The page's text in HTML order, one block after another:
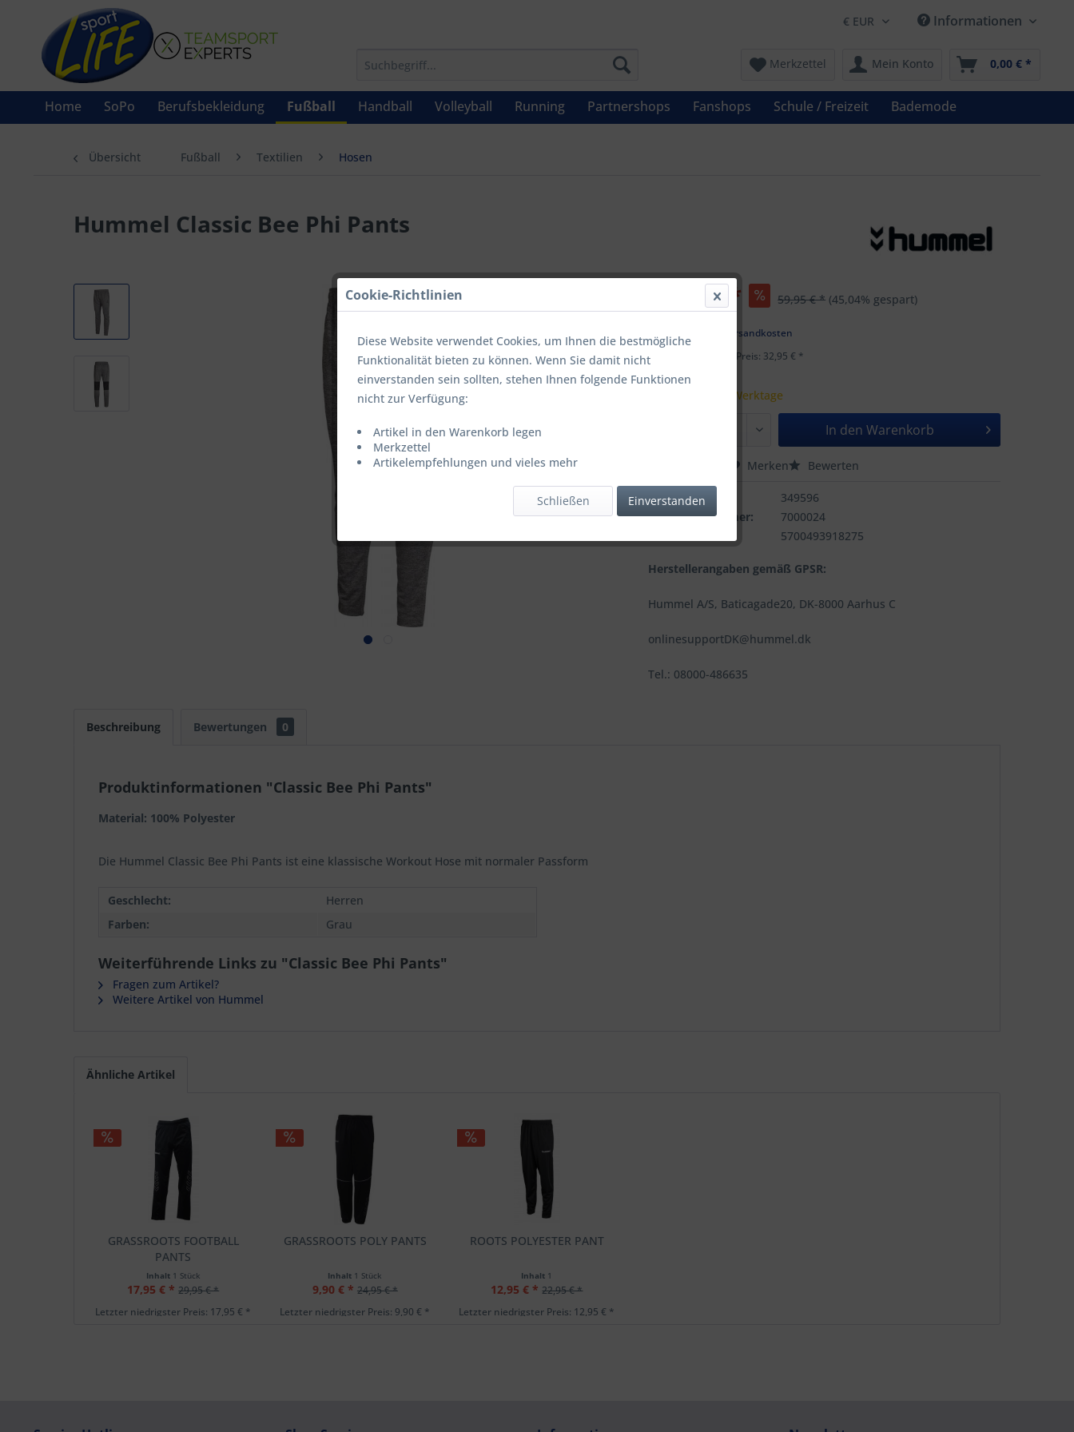
Informationen
Merkzettel Mein Konto 0,00 € *
Home SoPo Berufsbekleidung Fußball Handball Volleyball Running Partnershops Fanshops Schule / Freizeit Bademode
Übersicht Fußball Textilien Hosen
Hummel Classic Bee Phi Pants
32,95 € * 59,95 € * (45,04% gespart)
zzgl. Versandkosten
Letzter niedrigster Preis: 32,95 € *
Lieferzeit - 5 Werktage
In den Warenkorb
Merken Bewerten
Artikel-Nr.:
349596
Herstellernummer:
7000024
5700493918275
Herstellerangaben gemäß GPSR:
Hummel A/S, Baticagade20, DK-8000 Aarhus C
onlinesupportDK@hummel.dk
Tel.: 08000-486635
Beschreibung Bewertungen 0
Produktinformationen "Classic Bee Phi Pants"
Material: 100% Polyester
Die Hummel Classic Bee Phi Pants ist eine klassische Workout Hose mit normaler Passform
Geschlecht:
Herren
Farben:
Grau
Weiterführende Links zu "Classic Bee Phi Pants"
Fragen zum Artikel?
Weitere Artikel von Hummel
Ähnliche Artikel
GRASSROOTS FOOTBALL
PANTS
Inhalt 1 Stück
17,95 € * 29,95 € *
Letzter niedrigster Preis: 17,95 € *
GRASSROOTS POLY PANTS
Inhalt 1 Stück
9,90 € * 24,95 € *
Letzter niedrigster Preis: 9,90 € *
ROOTS POLYESTER PANT
Inhalt 1
12,95 € * 22,95 € *
Letzter niedrigster Preis: 12,95 € *
Cookie-Richtlinien
Diese Website verwendet Cookies, um Ihnen die bestmögliche
Funktionalität bieten zu können. Wenn Sie damit nicht
einverstanden sein sollten, stehen Ihnen folgende Funktionen
nicht zur Verfügung:
Artikel in den Warenkorb legen
Merkzettel
Artikelempfehlungen und vieles mehr
Einverstanden
Schließen